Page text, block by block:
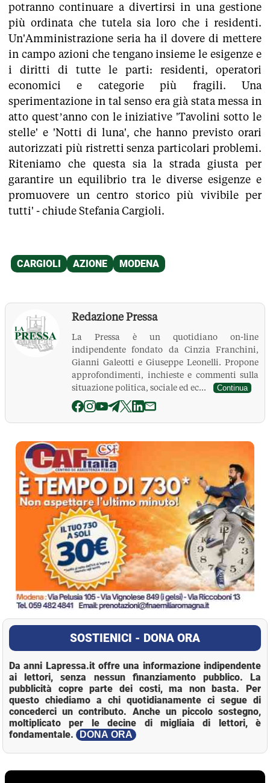
potranno continuare a divertirsi in una gestione
più ordinata che tutela sia loro che i residenti.
Un'Amministrazione seria ha il dovere di mettere
in campo azioni che tengano insieme le esigenze e
i diritti di tutte le parti: residenti, operatori
economici e categorie più fragili. Una
sperimentazione in tal senso era già stata messa in
atto quest’anno con le iniziative 'Tavolini sotto le
stelle' e 'Notti di luna', che hanno previsto orari
autorizzati più ristretti senza particolari problemi.
Riteniamo che questa sia la strada giusta per
garantire un equilibrio tra le diverse esigenze e
promuovere un centro storico più vivibile per
tutti' - chiude Stefania Cargioli.
Redazione Pressa
La Pressa è un quotidiano on-line
indipendente fondato da Cinzia Franchini,
Gianni Galeotti e Giuseppe Leonelli. Propone
approfondimenti, inchieste e commenti sulla
situazione politica, sociale ed ec...
Continua
La Pressa
SOSTIENICI - DONA ORA
Da anni Lapressa.it offre una informazione indipendente
ai lettori, senza nessun finanziamento pubblico. La
pubblicità copre parte dei costi, ma non basta. Per
questo chiediamo a chi quotidianamente ci segue di
concederci un contributo. Anche un piccolo sostegno,
moltiplicato per le decine di migliaia di lettori, è
fondamentale.
DONA ORA